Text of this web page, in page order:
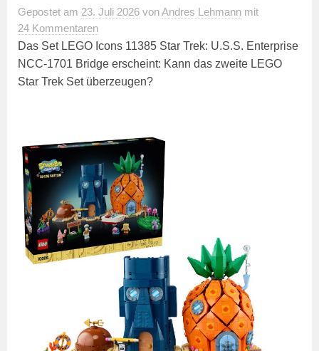
Gepostet am 23. Juli 2026 vonAndres Lehmann mit
24 Kommentaren
Das Set LEGO Icons 11385 Star Trek: U.S.S. Enterprise
NCC-1701 Bridge erscheint: Kann das zweite LEGO
Star Trek Set überzeugen?